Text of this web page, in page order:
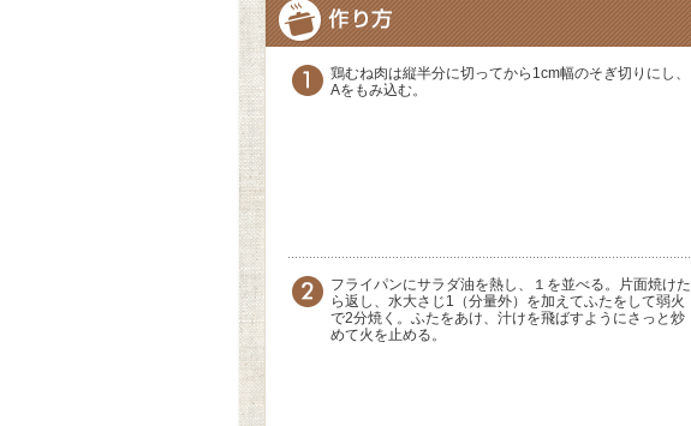
鶏むね肉は縦半分に切ってから1cm幅のそぎ切りにし、
Aをもみ込む。
フライパンにサラダ油を熱し、１を並べる。片面焼けた
ら返し、水大さじ1（分量外）を加えてふたをして弱火
で2分焼く。ふたをあけ、汁けを飛ばすようにさっと炒
めて火を止める。